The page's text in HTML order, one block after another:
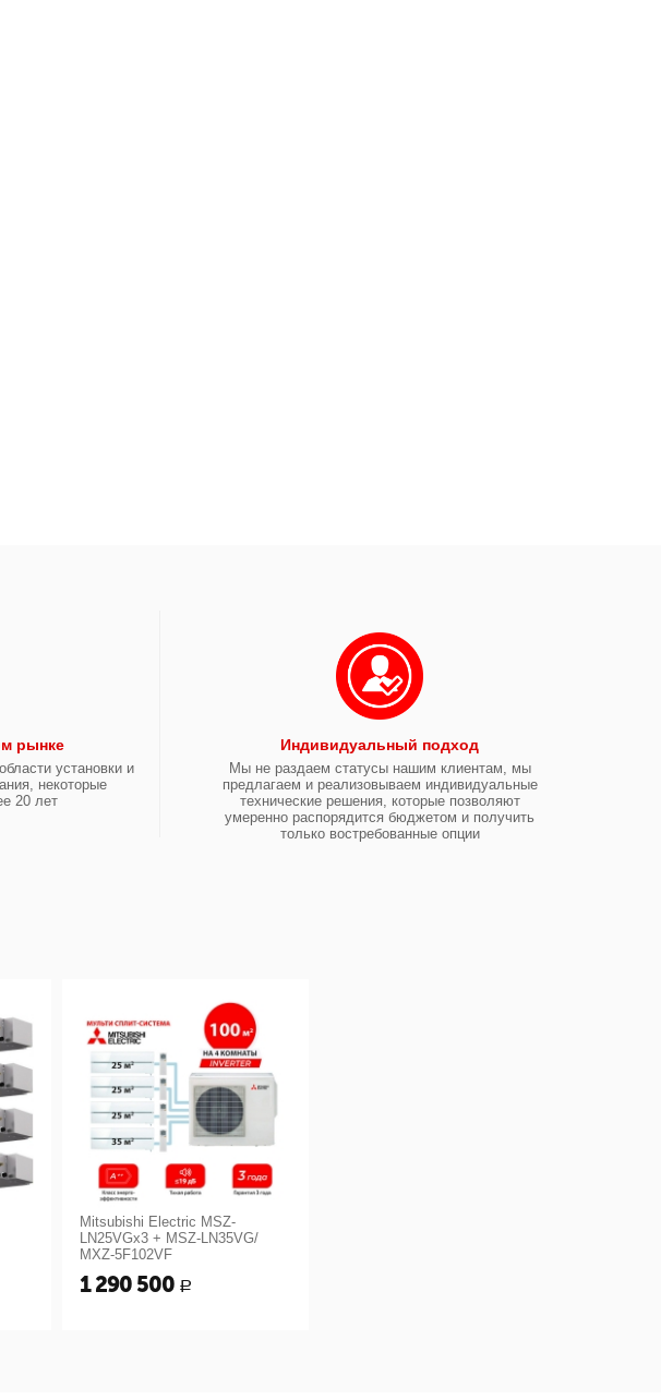
рынке
установки и
некоторые
20 лет
Индивидуальный подход
Мы не раздаем статусы нашим клиентам, мы
предлагаем и реализовываем индивидуальные
технические решения, которые позволяют
умеренно распорядится бюджетом и получить
только востребованные опции
Mitsubishi Electric MSZ-
LN25VGx3 + MSZ-LN35VG/
MXZ-5F102VF
1 290 500 Р